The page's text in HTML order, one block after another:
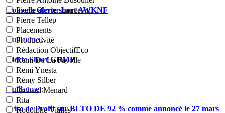
Pierre Olivier Langevin
Pierre Tellep
Placements
Productivité
Rédaction ObjectifEco
Remi De La Fayolle
Remi Ynesta
Rémy Silber
Richard Menard
Rita
Rodolphe Vialles
Nouvelle alerte short AWKNF
Guillaume:
Alerte Short GHMP
Guillaume:
Prise de Profit sur BLTO DE 92 % comme annoncé le 27 mars